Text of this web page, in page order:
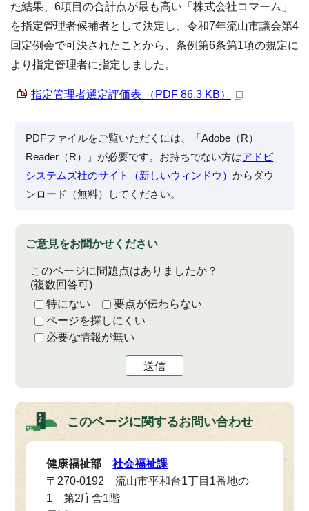
た結果、6項目の合計点が最も高い「株式会社コマーム」
を指定管理者候補者として決定し、令和7年流山市議会第4
回定例会で可決されたことから、条例第6条第1項の規定に
より指定管理者に指定しました。
指定管理者選定評価表 （PDF 86.3 KB）
PDFファイルをご覧いただくには、「Adobe（R）
Reader（R）」が必要です。お持ちでない方はアドビ
システムズ社のサイト（新しいウィンドウ）からダウ
ンロード（無料）してください。
ご意見をお聞かせください
このページに問題点はありましたか？
(複数回答可)
特にない
要点が伝わらない
ページを探しにくい
必要な情報が無い
送信
このページに関するお問い合わせ
健康福祉部社会福祉課
〒270-0192 流山市平和台1丁目1番地の
1 第2庁舎1階